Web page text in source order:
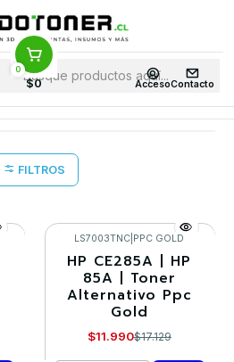
0
$0 AccesoContacto
Tienda· Despachoa Todo Chile · Retiro en
en24 Horas
Alternativo HP Equipos HP P1109
P1109
FILTROS
-30%
LS7003TNC PPC GOLD
HP CE285A | HP
85A | Toner
Alternativo Ppc
Gold
$11.990$17.129